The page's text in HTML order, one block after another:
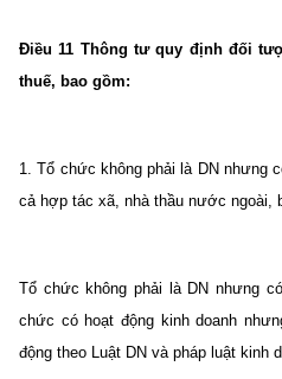
Điều 11 Thông tư quy định đối
thuế, bao gồm:
1. Tổ chức không phải là DN nhưng
cả hợp tác xã, nhà thầu nước ngoài,
Tổ chức không phải là DN nhưng
chức có hoạt động kinh doanh
động theo Luật DN và pháp luật kinh